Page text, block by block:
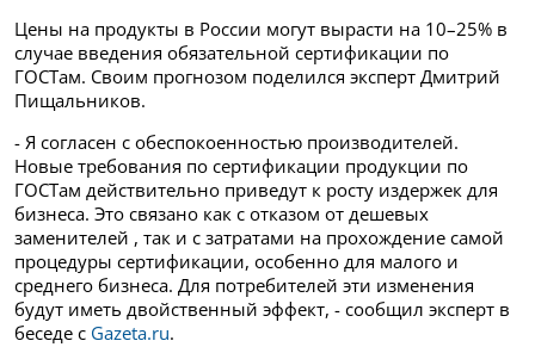
Цены на продукты в России могут вырасти на 10–25% в
случае введения обязательной сертификации по
ГОСТам. Своим прогнозом поделился эксперт Дмитрий
Пищальников.
- Я согласен с обеспокоенностью производителей.
Новые требования по сертификации продукции по
ГОСТам действительно приведут к росту издержек для
бизнеса. Это связано как с отказом от дешевых
заменителей , так и с затратами на прохождение самой
процедуры сертификации, особенно для малого и
среднего бизнеса. Для потребителей эти изменения
будут иметь двойственный эффект, - сообщил эксперт в
беседе с Gazeta.ru.